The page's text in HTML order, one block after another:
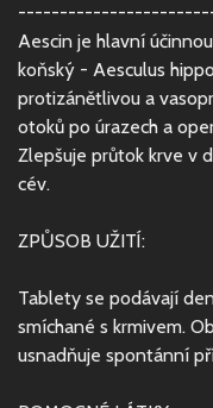
Aescin je hlavní
koňský - Aesculus
protizánětlivou a
otoků po úrazech a
Zlepšuje průtok krve v
cév.
ZPŮSOB UŽITÍ:
Tablety se podávají
smíchané s krmivem.
usnadňuje spontánní